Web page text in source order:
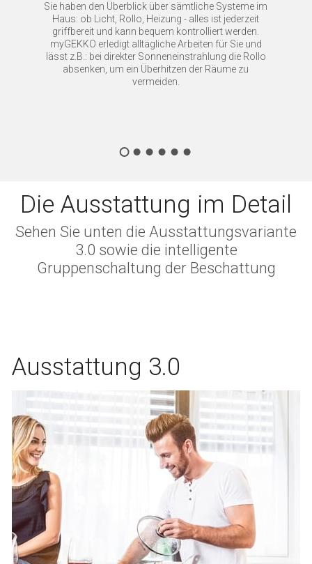
Sie haben den Überblick über sämtliche Systeme im
Haus: ob Licht, Rollo, Heizung - alles ist jederzeit
griffbereit und kann bequem kontrolliert werden.
myGEKKO erledigt alltägliche Arbeiten für Sie und
lässt z.B.: bei direkter Sonneneinstrahlung die Rollo
absenken, um ein Überhitzen der Räume zu
vermeiden.
Die Ausstattung im Detail
Sehen Sie unten die Ausstattungsvariante
3.0 sowie die intelligente
Gruppenschaltung der Beschattung
Ausstattung 3.0